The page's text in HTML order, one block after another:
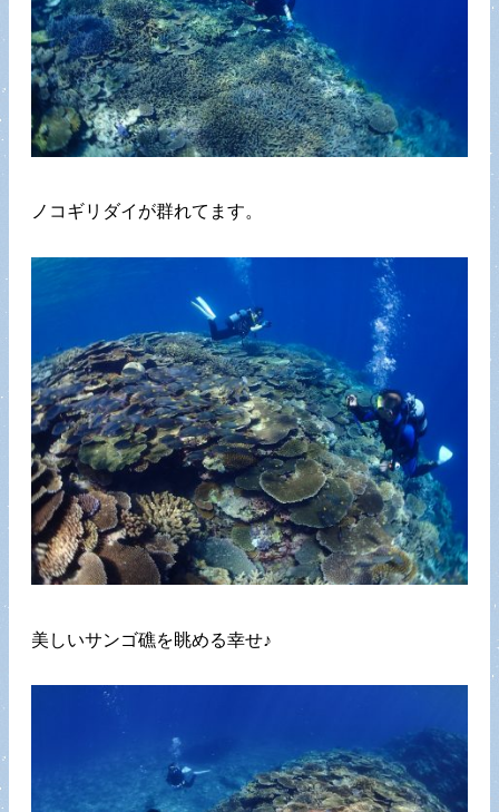
ノコギリダイが群れてます。
美しいサンゴ礁を眺める幸せ♪